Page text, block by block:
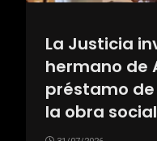
La Justicia
hermano de
préstamo
la obra